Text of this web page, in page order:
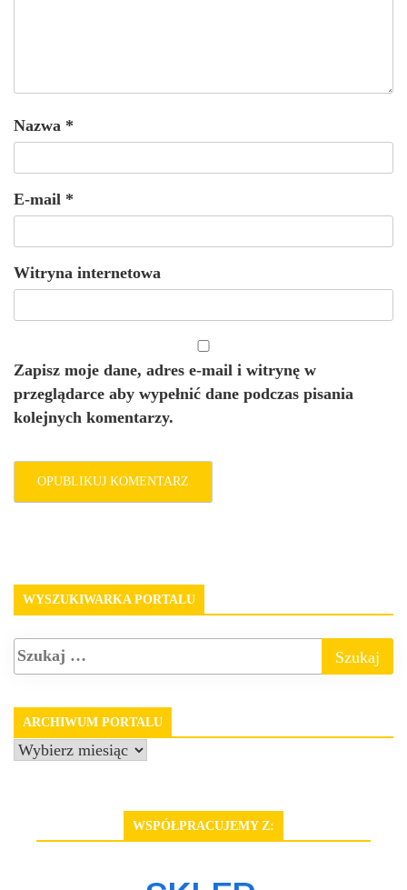
Nazwa *
E-mail *
Witryna internetowa
Zapisz moje dane, adres e-mail i witrynę w
przeglądarce aby wypełnić dane podczas pisania
kolejnych komentarzy.
WYSZUKIWARKA PORTALU
ARCHIWUM PORTALU
Archiwum
WSPÓŁPRACUJEMY Z: